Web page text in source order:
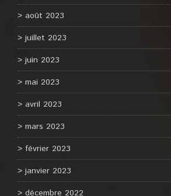
août 2023
juillet 2023
juin 2023
mai 2023
avril 2023
mars 2023
février 2023
janvier 2023
décembre 2022